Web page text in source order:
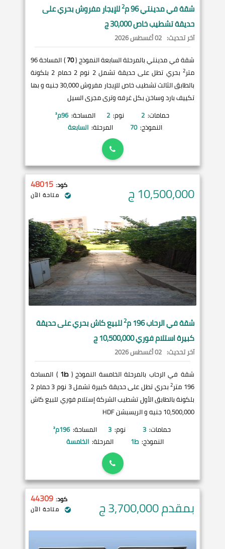
شقة فيمدينتي96 م 2للإيجار مفروش بحري على
حديقة تشطيب خاص 30,000 ج
آخر تحديث: 02 أغسطس 2026
شقة في مدينتي بالمرحلة السابعة النموذج (70
) المساحة 96
متر2
بحري تطل على حديقة تشمل 2 نوم 2 حمام 2 بلكونة
بالطابق الثالث تشطيب خاص للإيجار مفروش 30,000 جنيه و بها
تكييف بارد وساخن بكل غرفه وترى مجرى السيل
حمامات: 2 نوم: 2 المساحة: 96م²
النموذج: 70 المرحلة: السابعة
10,500,000ج كود: 48015
متاحة الآن
شقة فيالرحاب196 م 2للبيع كاش بحري على حديقة
كبيرة استلام فوري 10,500,000 ج
آخر تحديث: 02 أغسطس 2026
شقة في الرحاب بالمرحلة الخامسة النموذج (ط1 ) المساحة
196 متر
2
بحري تطل على حديقة كبيرة تشمل 3 نوم 3 حمام 2
بلكونة بالطابق الأول تشطيب الشركة إستلام فوري للبيع كاش
10,500,000 جنيه و الريسبشن HDF
حمامات: 3 نوم: 3 المساحة: 196م²
النموذج: ط1 المرحلة: الخامسة
بمقدم 3,700,000 ج كود: 44309
متاحة الآن